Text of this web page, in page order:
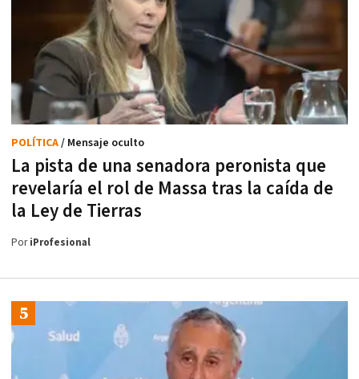
La pista de una senadora peronista que
revelaría el rol de Massa tras la caída de
la Ley de Tierras
POLÍTICA/ Mensaje oculto
PoriProfesional